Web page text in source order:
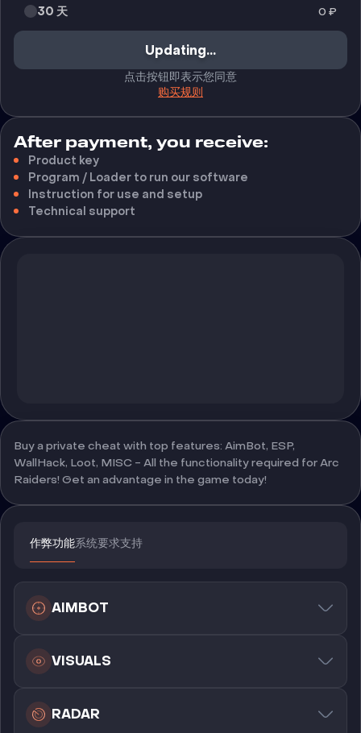
30 天 0 ₽
Updating...
点击按钮即表示您同意
购买规则
After payment, you receive:
Product key
Program / Loader to run our software
Instruction for use and setup
Technical support
Buy a private cheat with top features: AimBot, ESP,
WallHack, Loot, MISC - All the functionality required for Arc
Raiders! Get an advantage in the game today!
作弊功能系统要求支持
AIMBOT
VISUALS
RADAR